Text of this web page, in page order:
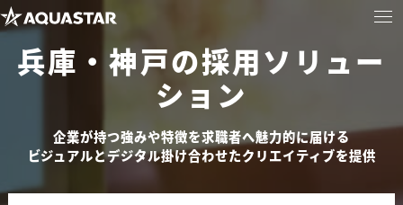
兵庫・神戸の採用ソリュー
ション
企業が持つ強みや特徴を求職者へ魅力的に届ける
ビジュアルとデジタル掛け合わせたクリエイティブを提供